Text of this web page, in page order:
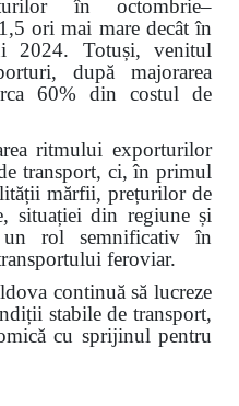
în octombrie–
ori mai mare decât în
2024. Totuși, venitul
după majorarea
60% din costul de
ritmului exporturilor
transport, ci, în primul
mărfii, prețurilor de
situației din regiune și
rol semnificativ în
feroviar.
continuă să lucreze
stabile de transport,
cu sprijinul pentru